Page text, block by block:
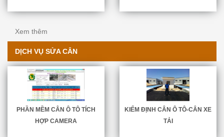
Xem thêm
DỊCH VỤ SỬA CÂN
PHẦN MỀM CÂN Ô TÔ TÍCH
HỢP CAMERA
KIỂM ĐỊNH CÂN Ô TÔ-CÂN XE
TẢI